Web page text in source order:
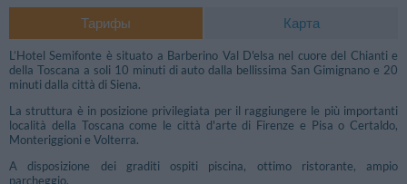
Тарифы Карта
L’Hotel Semifonte è situato a Barberino Val D'elsa nel cuore del Chianti e
della Toscana a soli 10 minuti di auto dalla bellissima San Gimignano e 20
minuti dalla città di Siena.
La struttura è in posizione privilegiata per il raggiungere le più importanti
località della Toscana come le città d'arte di Firenze e Pisa o Certaldo,
Monteriggioni e Volterra.
A disposizione dei graditi ospiti piscina, ottimo ristorante, ampio
parcheggio.